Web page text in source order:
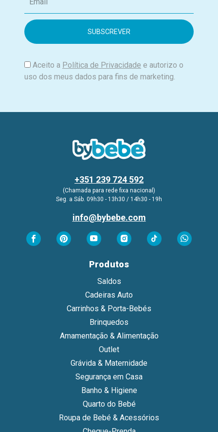
m
i
Aceito a Política de Privacidade e autorizo o
uso dos meus dados para fins de marketing.
+351 239 724 592
(Chamada para rede fixa nacional)
Seg. a Sáb. 09h30 - 13h30 / 14h30 - 19h
info@bybebe.com
Produtos
Saldos
Cadeiras Auto
Carrinhos & Porta-Bebés
Brinquedos
Amamentação & Alimentação
Outlet
Grávida & Maternidade
Segurança em Casa
Banho & Higiene
Quarto do Bebé
Roupa de Bebé & Acessórios